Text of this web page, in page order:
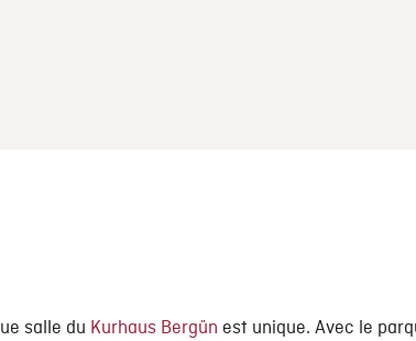
salle du Kurhaus Bergün est unique. Avec le